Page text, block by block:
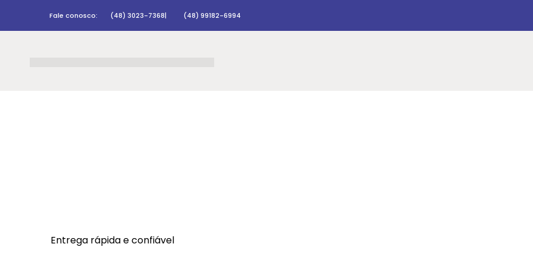
Fale conosco: (48) 3023-7368| (48) 99182-6994
Entrega rápida e confiável